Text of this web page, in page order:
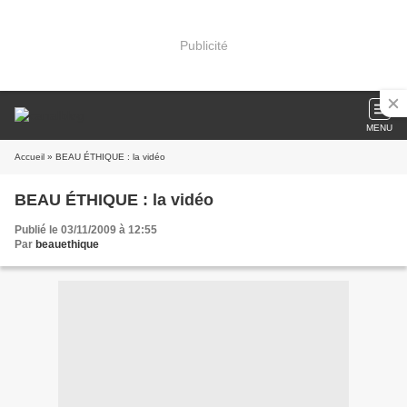
Publicité
MENU
Accueil » BEAU ÉTHIQUE : la vidéo
BEAU ÉTHIQUE : la vidéo
Publié le 03/11/2009 à 12:55
Par beauethique